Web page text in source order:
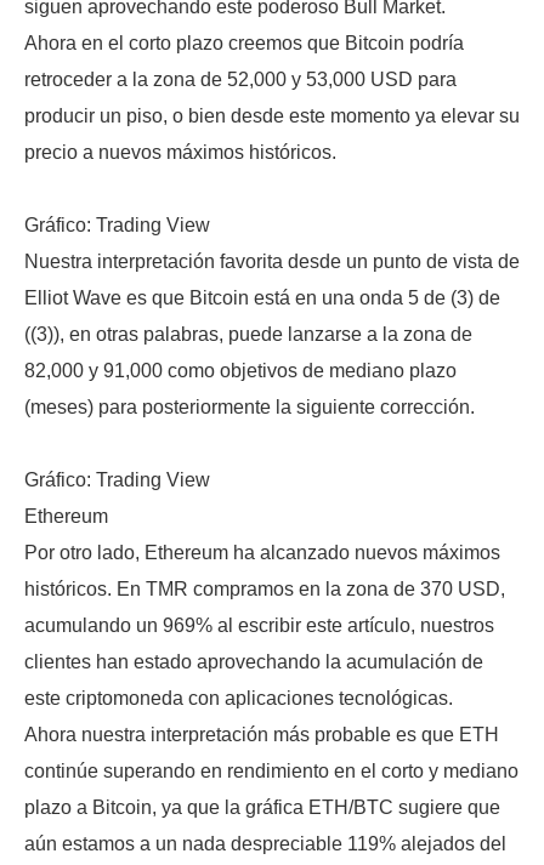
siguen aprovechando este poderoso Bull Market.
Ahora en el corto plazo creemos que Bitcoin podría
retroceder a la zona de 52,000 y 53,000 USD para
producir un piso, o bien desde este momento ya elevar su
precio a nuevos máximos históricos.
Gráfico: Trading View
Nuestra interpretación favorita desde un punto de vista de
Elliot Wave es que Bitcoin está en una onda 5 de (3) de
((3)), en otras palabras, puede lanzarse a la zona de
82,000 y 91,000 como objetivos de mediano plazo
(meses) para posteriormente la siguiente corrección.
Gráfico: Trading View
Ethereum
Por otro lado, Ethereum ha alcanzado nuevos máximos
históricos. En TMR compramos en la zona de 370 USD,
acumulando un 969% al escribir este artículo, nuestros
clientes han estado aprovechando la acumulación de
este criptomoneda con aplicaciones tecnológicas.
Ahora nuestra interpretación más probable es que ETH
continúe superando en rendimiento en el corto y mediano
plazo a Bitcoin, ya que la gráfica ETH/BTC sugiere que
aún estamos a un nada despreciable 119% alejados del